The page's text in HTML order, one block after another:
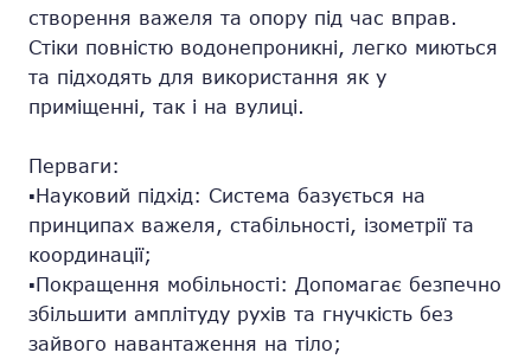
створення важеля та опору під час вправ.
Стіки повністю водонепроникні, легко миються
та підходять для використання як у
приміщенні, так і на вулиці.
Перваги:
▪️Науковий підхід: Система базується на
принципах важеля, стабільності, ізометрії та
координації;
▪️Покращення мобільності: Допомагає безпечно
збільшити амплітуду рухів та гнучкість без
зайвого навантаження на тіло;